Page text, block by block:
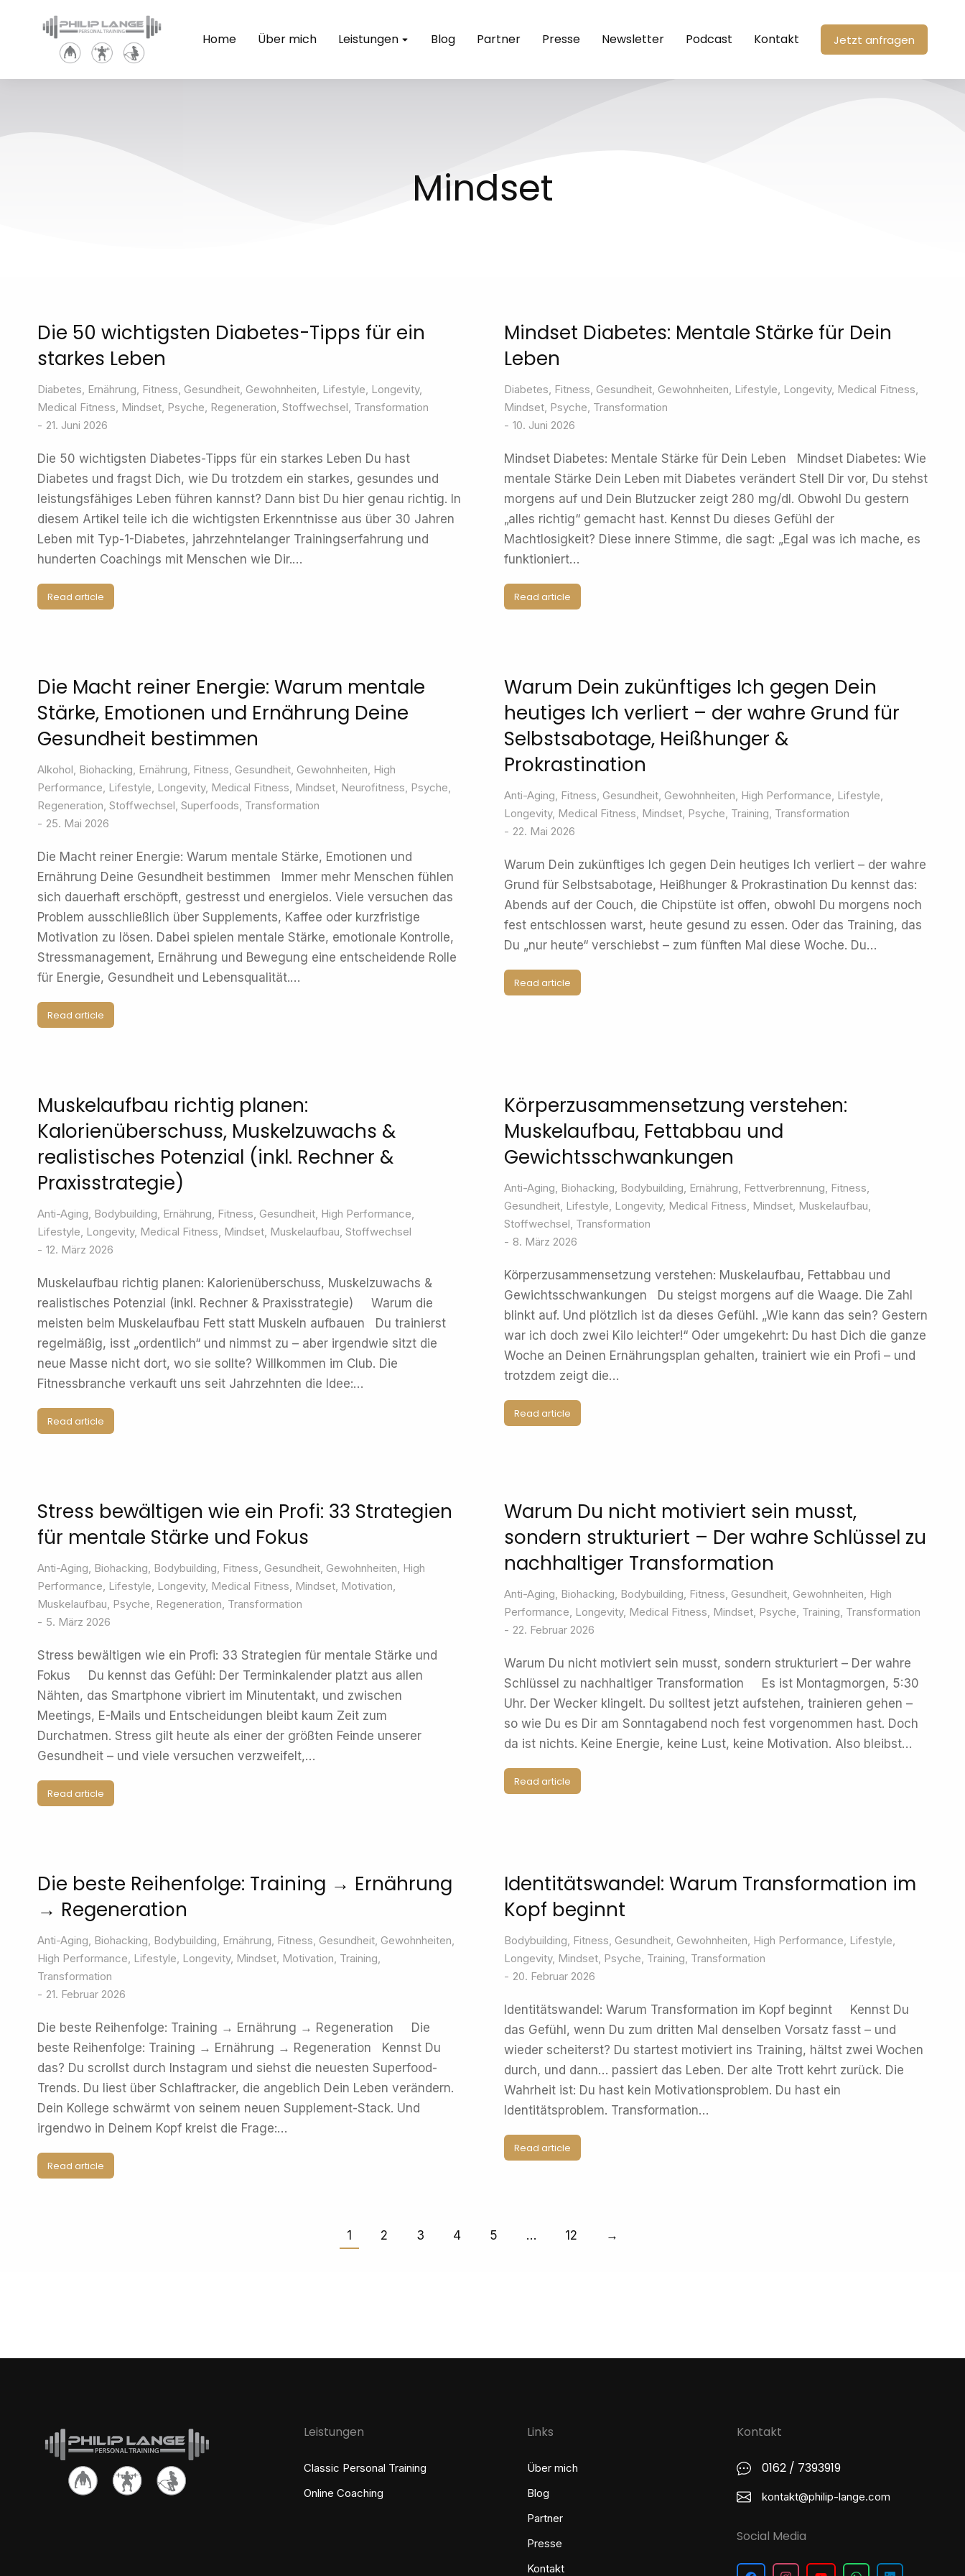
Home Über mich Leistungen Blog Partner Presse Newsletter Podcast Kontakt Jetzt anfragen
Mindset
Die 50 wichtigsten Diabetes-Tipps für ein
starkes Leben
Diabetes, Ernährung, Fitness, Gesundheit, Gewohnheiten, Lifestyle, Longevity,
Medical Fitness, Mindset, Psyche, Regeneration, Stoffwechsel, Transformation
21. Juni 2026
Die 50 wichtigsten Diabetes-Tipps für ein starkes Leben Du hast
Diabetes und fragst Dich, wie Du trotzdem ein starkes, gesundes und
leistungsfähiges Leben führen kannst? Dann bist Du hier genau richtig. In
diesem Artikel teile ich die wichtigsten Erkenntnisse aus über 30 Jahren
Leben mit Typ-1-Diabetes, jahrzehntelanger Trainingserfahrung und
hunderten Coachings mit Menschen wie Dir.…
Read article
Mindset Diabetes: Mentale Stärke für Dein
Leben
Diabetes, Fitness, Gesundheit, Gewohnheiten, Lifestyle, Longevity, Medical Fitness,
Mindset, Psyche, Transformation
10. Juni 2026
Mindset Diabetes: Mentale Stärke für Dein Leben Mindset Diabetes: Wie
mentale Stärke Dein Leben mit Diabetes verändert Stell Dir vor, Du stehst
morgens auf und Dein Blutzucker zeigt 280 mg/dl. Obwohl Du gestern
„alles richtig“ gemacht hast. Kennst Du dieses Gefühl der
Machtlosigkeit? Diese innere Stimme, die sagt: „Egal was ich mache, es
funktioniert…
Read article
Die Macht reiner Energie: Warum mentale
Stärke, Emotionen und Ernährung Deine
Gesundheit bestimmen
Alkohol, Biohacking, Ernährung, Fitness, Gesundheit, Gewohnheiten, High
Performance, Lifestyle, Longevity, Medical Fitness, Mindset, Neurofitness, Psyche,
Regeneration, Stoffwechsel, Superfoods, Transformation
25. Mai 2026
Die Macht reiner Energie: Warum mentale Stärke, Emotionen und
Ernährung Deine Gesundheit bestimmen Immer mehr Menschen fühlen
sich dauerhaft erschöpft, gestresst und energielos. Viele versuchen das
Problem ausschließlich über Supplements, Kaffee oder kurzfristige
Motivation zu lösen. Dabei spielen mentale Stärke, emotionale Kontrolle,
Stressmanagement, Ernährung und Bewegung eine entscheidende Rolle
für Energie, Gesundheit und Lebensqualität.…
Read article
Warum Dein zukünftiges Ich gegen Dein
heutiges Ich verliert – der wahre Grund für
Selbstsabotage, Heißhunger &
Prokrastination
Anti-Aging, Fitness, Gesundheit, Gewohnheiten, High Performance, Lifestyle,
Longevity, Medical Fitness, Mindset, Psyche, Training, Transformation
22. Mai 2026
Warum Dein zukünftiges Ich gegen Dein heutiges Ich verliert – der wahre
Grund für Selbstsabotage, Heißhunger & Prokrastination Du kennst das:
Abends auf der Couch, die Chipstüte ist offen, obwohl Du morgens noch
fest entschlossen warst, heute gesund zu essen. Oder das Training, das
Du „nur heute“ verschiebst – zum fünften Mal diese Woche. Du…
Read article
Muskelaufbau richtig planen:
Kalorienüberschuss, Muskelzuwachs &
realistisches Potenzial (inkl. Rechner &
Praxisstrategie)
Anti-Aging, Bodybuilding, Ernährung, Fitness, Gesundheit, High Performance,
Lifestyle, Longevity, Medical Fitness, Mindset, Muskelaufbau, Stoffwechsel
12. März 2026
Muskelaufbau richtig planen: Kalorienüberschuss, Muskelzuwachs &
realistisches Potenzial (inkl. Rechner & Praxisstrategie) Warum die
meisten beim Muskelaufbau Fett statt Muskeln aufbauen Du trainierst
regelmäßig, isst „ordentlich“ und nimmst zu – aber irgendwie sitzt die
neue Masse nicht dort, wo sie sollte? Willkommen im Club. Die
Fitnessbranche verkauft uns seit Jahrzehnten die Idee:…
Read article
Körperzusammensetzung verstehen:
Muskelaufbau, Fettabbau und
Gewichtsschwankungen
Anti-Aging, Biohacking, Bodybuilding, Ernährung, Fettverbrennung, Fitness,
Gesundheit, Lifestyle, Longevity, Medical Fitness, Mindset, Muskelaufbau,
Stoffwechsel, Transformation
8. März 2026
Körperzusammensetzung verstehen: Muskelaufbau, Fettabbau und
Gewichtsschwankungen Du steigst morgens auf die Waage. Die Zahl
blinkt auf. Und plötzlich ist da dieses Gefühl. „Wie kann das sein? Gestern
war ich doch zwei Kilo leichter!“ Oder umgekehrt: Du hast Dich die ganze
Woche an Deinen Ernährungsplan gehalten, trainiert wie ein Profi – und
trotzdem zeigt die…
Read article
Stress bewältigen wie ein Profi: 33 Strategien
für mentale Stärke und Fokus
Anti-Aging, Biohacking, Bodybuilding, Fitness, Gesundheit, Gewohnheiten, High
Performance, Lifestyle, Longevity, Medical Fitness, Mindset, Motivation,
Muskelaufbau, Psyche, Regeneration, Transformation
5. März 2026
Stress bewältigen wie ein Profi: 33 Strategien für mentale Stärke und
Fokus Du kennst das Gefühl: Der Terminkalender platzt aus allen
Nähten, das Smartphone vibriert im Minutentakt, und zwischen
Meetings, E-Mails und Entscheidungen bleibt kaum Zeit zum
Durchatmen. Stress gilt heute als einer der größten Feinde unserer
Gesundheit – und viele versuchen verzweifelt,…
Read article
Warum Du nicht motiviert sein musst,
sondern strukturiert – Der wahre Schlüssel zu
nachhaltiger Transformation
Anti-Aging, Biohacking, Bodybuilding, Fitness, Gesundheit, Gewohnheiten, High
Performance, Longevity, Medical Fitness, Mindset, Psyche, Training, Transformation
22. Februar 2026
Warum Du nicht motiviert sein musst, sondern strukturiert – Der wahre
Schlüssel zu nachhaltiger Transformation Es ist Montagmorgen, 5:30
Uhr. Der Wecker klingelt. Du solltest jetzt aufstehen, trainieren gehen –
so wie Du es Dir am Sonntagabend noch fest vorgenommen hast. Doch
da ist nichts. Keine Energie, keine Lust, keine Motivation. Also bleibst…
Read article
Die beste Reihenfolge: Training → Ernährung
→ Regeneration
Anti-Aging, Biohacking, Bodybuilding, Ernährung, Fitness, Gesundheit, Gewohnheiten,
High Performance, Lifestyle, Longevity, Mindset, Motivation, Training,
Transformation
21. Februar 2026
Die beste Reihenfolge: Training → Ernährung → Regeneration Die
beste Reihenfolge: Training → Ernährung → Regeneration Kennst Du
das? Du scrollst durch Instagram und siehst die neuesten Superfood-
Trends. Du liest über Schlaftracker, die angeblich Dein Leben verändern.
Dein Kollege schwärmt von seinem neuen Supplement-Stack. Und
irgendwo in Deinem Kopf kreist die Frage:…
Read article
Identitätswandel: Warum Transformation im
Kopf beginnt
Bodybuilding, Fitness, Gesundheit, Gewohnheiten, High Performance, Lifestyle,
Longevity, Mindset, Psyche, Training, Transformation
20. Februar 2026
Identitätswandel: Warum Transformation im Kopf beginnt Kennst Du
das Gefühl, wenn Du zum dritten Mal denselben Vorsatz fasst – und
wieder scheiterst? Du startest motiviert ins Training, hältst zwei Wochen
durch, und dann… passiert das Leben. Der alte Trott kehrt zurück. Die
Wahrheit ist: Du hast kein Motivationsproblem. Du hast ein
Identitätsproblem. Transformation…
Read article
1 2 3 4 5 … 12 →
Leistungen
Classic Personal Training
Online Coaching
Links
Über mich
Blog
Partner
Presse
Kontakt
Kontakt
0162 / 7393919
kontakt@philip-lange.com
Social Media